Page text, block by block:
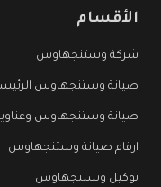
الأقسام
شركة وستنجهاوس
صيانة وستنجهاوس
صيانة وستنجهاوس
ارقام صيانة وستنجهاوس
توكيل وستنجهاوس